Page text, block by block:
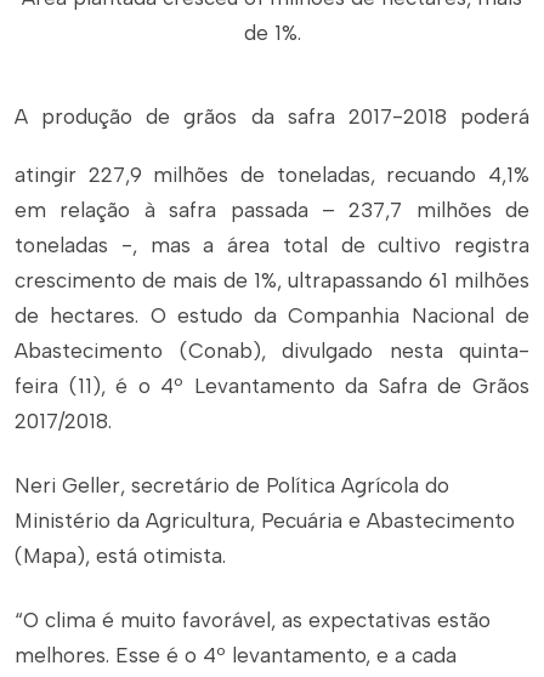
de 1%.
A produção de grãos da safra 2017-2018 poderá
atingir 227,9 milhões de toneladas, recuando 4,1%
em relação à safra passada – 237,7 milhões de
toneladas -, mas a área total de cultivo registra
crescimento de mais de 1%, ultrapassando 61 milhões
de hectares. O estudo da Companhia Nacional de
Abastecimento (Conab), divulgado nesta quinta-
feira (11), é o 4º Levantamento da Safra de Grãos
2017/2018.
Neri Geller, secretário de Política Agrícola do
Ministério da Agricultura, Pecuária e Abastecimento
(Mapa), está otimista.
“O clima é muito favorável, as expectativas estão
melhores. Esse é o 4º levantamento, e a cada